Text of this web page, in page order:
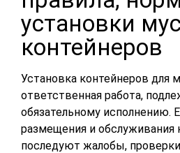
установки
контейнеров
Установка контейнеров для
ответственная работа,
обязательному исполнению.
размещения и обслуживания
последуют жалобы,